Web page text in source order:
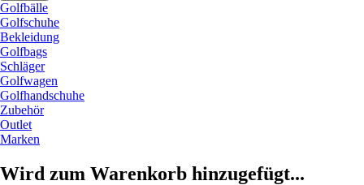
Golfbälle
Golfschuhe
Bekleidung
Golfbags
Schläger
Golfwagen
Golfhandschuhe
Zubehör
Outlet
Marken
Wird zum Warenkorb hinzugefügt...